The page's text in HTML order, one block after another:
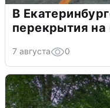
В
перекрытия
7 августа 0